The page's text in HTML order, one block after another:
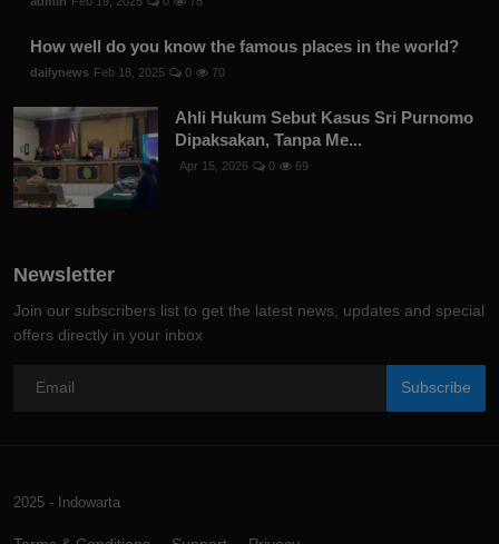
How well do you know the famous places in the world?
dailynews Feb 18, 2025 0 70
Ahli Hukum Sebut Kasus Sri Purnomo
Dipaksakan, Tanpa Me...
Apr 15, 2026 0 69
Newsletter
Join our subscribers list to get the latest news, updates and special
offers directly in your inbox
Subscribe
2025 - Indowarta